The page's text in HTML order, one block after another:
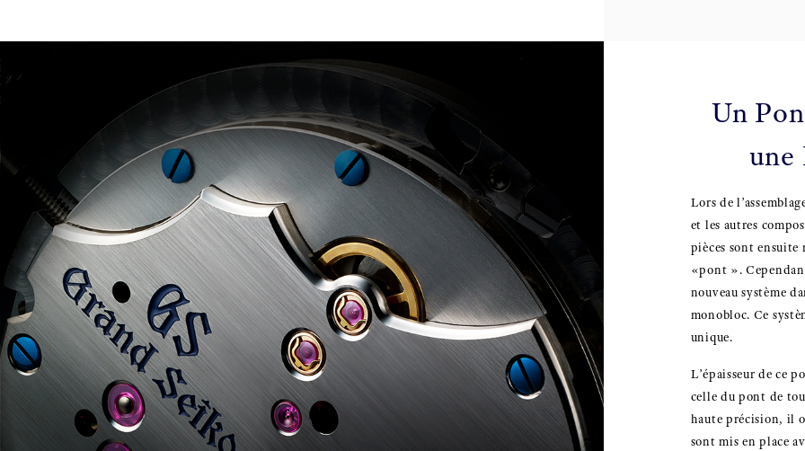
Un
une
Lors de
et les autres
pièces sont
«pont ».
nouveau système
monobloc. Ce
unique.
L’épaisseur de ce
celle du pont de
haute précision, il
sont mis en place